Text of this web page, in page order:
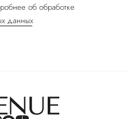
об обработке
данных